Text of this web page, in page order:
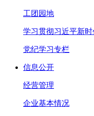
工团园地
学习贯彻习近平新
党纪学习专栏
信息公开
经营管理
企业基本情况